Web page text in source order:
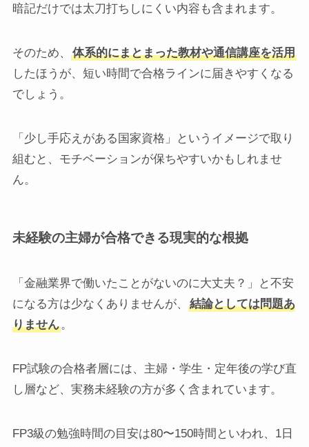
暗記だけでは太刀打ちしにくい内容も含まれます。
そのため、
体系的にまとまった教材や通信講座を活用
したほうが、短い時間で合格ラインに届きやすくなる
でしょう。
「少し手応えがある国家資格」というイメージで取り
組むと、モチベーションが保ちやすいかもしれませ
ん。
未経験の主婦が合格できる現実的な根拠
「金融業界で働いたことがないのに大丈夫？」と不安
になる方は少なくありませんが、
結論としては問題あ
りません。
FP試験の合格者層には、主婦・学生・定年後の学び直
し層など、実務未経験の方が多く含まれています。
FP3級の勉強時間の目安は80〜150時間といわれ、1日